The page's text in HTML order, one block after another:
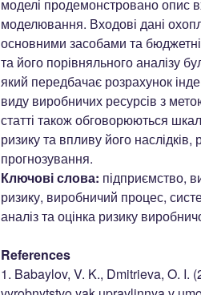
моделі продемонстровано опис
моделювання. Входові дані
основними засобами та
та його порівняльного аналізу
який передбачає розрахунок
виду виробничих ресурсів з
статті також обговорюються
ризику та впливу його
прогнозування.
Ключові слова: підприємство,
ризику, виробничий процес,
аналіз та оцінка ризику
References
1. Babaylov, V. K., Dmitrieva, O. I.